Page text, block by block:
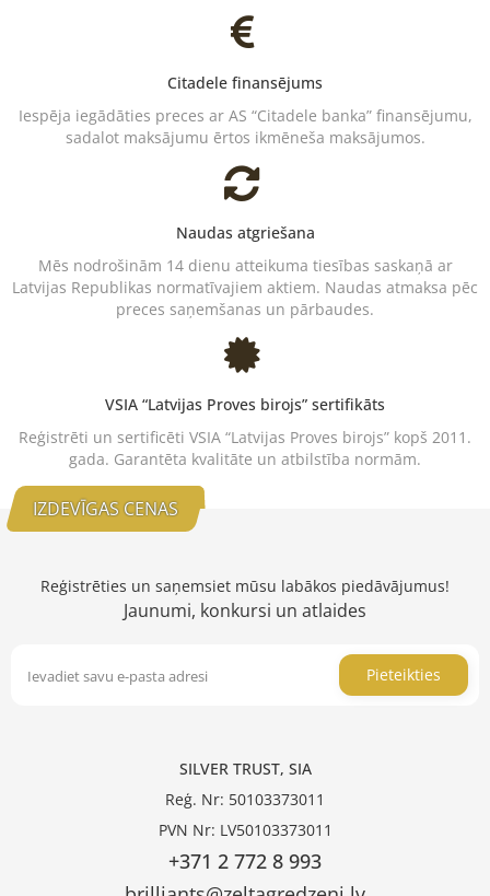
Citadele finansējums
Iespēja iegādāties preces ar AS “Citadele banka” finansējumu,
sadalot maksājumu ērtos ikmēneša maksājumos.
Naudas atgriešana
Mēs nodrošinām 14 dienu atteikuma tiesības saskaņā ar
Latvijas Republikas normatīvajiem aktiem. Naudas atmaksa pēc
preces saņemšanas un pārbaudes.
VSIA “Latvijas Proves birojs” sertifikāts
Reģistrēti un sertificēti VSIA “Latvijas Proves birojs” kopš 2011.
gada. Garantēta kvalitāte un atbilstība normām.
IZDEVĪGAS CENAS
Reģistrēties un saņemsiet mūsu labākos piedāvājumus!
Jaunumi, konkursi un atlaides
Pieteikties
SILVER TRUST, SIA
Reģ. Nr: 50103373011
PVN Nr: LV50103373011
+371 2 772 8 993